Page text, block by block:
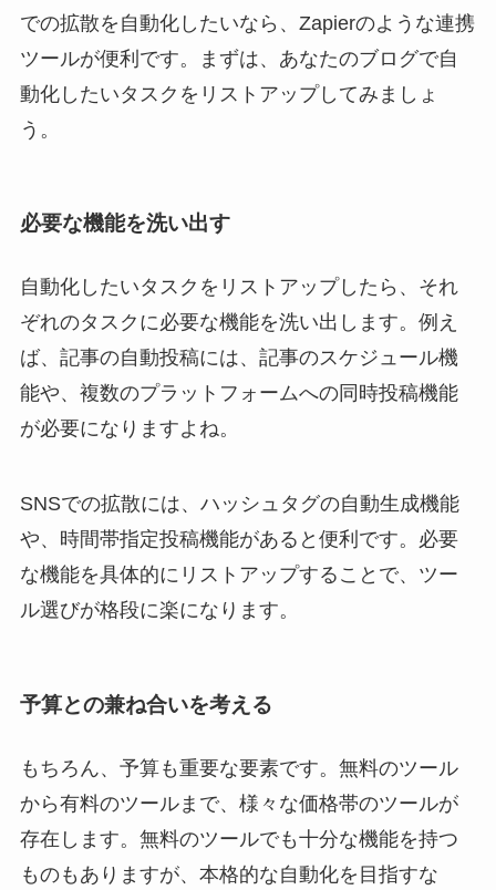
での拡散を自動化したいなら、Zapierのような連携
ツールが便利です。まずは、あなたのブログで自
動化したいタスクをリストアップしてみましょ
う。
必要な機能を洗い出す
自動化したいタスクをリストアップしたら、それ
ぞれのタスクに必要な機能を洗い出します。例え
ば、記事の自動投稿には、記事のスケジュール機
能や、複数のプラットフォームへの同時投稿機能
が必要になりますよね。
SNSでの拡散には、ハッシュタグの自動生成機能
や、時間帯指定投稿機能があると便利です。必要
な機能を具体的にリストアップすることで、ツー
ル選びが格段に楽になります。
予算との兼ね合いを考える
もちろん、予算も重要な要素です。無料のツール
から有料のツールまで、様々な価格帯のツールが
存在します。無料のツールでも十分な機能を持つ
ものもありますが、本格的な自動化を目指すな